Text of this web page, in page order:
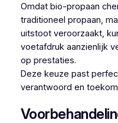
Omdat bio-propaan
traditioneel propaan,
uitstoot veroorzaakt,
voetafdruk aanzienlijk
op prestaties.
Deze keuze past
verantwoord en